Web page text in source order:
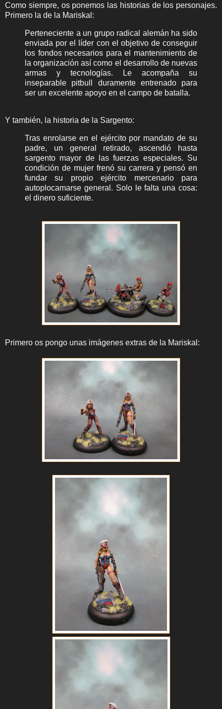
Como siempre, os ponemos las historias de los personajes.
Primero la de la Mariskal:
Perteneciente a un grupo radical alemán ha sido
enviada por el líder con el objetivo de conseguir
los fondos necesarios para el mantenimiento de
la organización así como el desarrollo de nuevas
armas y tecnologías. Le acompaña su
inseparable pitbull duramente entrenado para
ser un excelente apoyo en el campo de batalla.
Y también, la historia de la Sargento:
Tras enrolarse en el ejército por mandato de su
padre, un general retirado, ascendió hasta
sargento mayor de las fuerzas especiales. Su
condición de mujer frenó su carrera y pensó en
fundar su propio ejército mercenario para
autoplocamarse general. Solo le falta una cosa:
el dinero suficiente.
Primero os pongo unas imágenes extras de la Mariskal: